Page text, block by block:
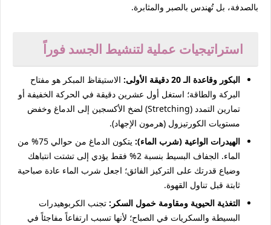
بالصدفة، بل تُهندس بالصبر والمثابرة.
استراتيجيات عملية لتنشيط الجسد فوراً
البكور وقاعدة الـ 20 دقيقة الأولى:
الاستيقاظ المبكر هو مفتاح
البركة والطاقة؛ استغل أول عشرين دقيقة في الحركة الخفيفة أو
تمارين التمدد (Stretching) لضخ الأكسجين إلى الدماغ وخفض
مستويات الكورتيزول (هرمون الإجهاد).
الهيدرات الواعية (شرب الماء):
يتكون الدماغ من حوالي 75% من
الماء. الجفاف البسيط بنسبة 2% فقط يؤدي إلى تشتت انتباهك
وضياع قدرتك على التركيز الفائق؛ اجعل شرب الماء عادة صباحية
ثابتة قبل تناول القهوة.
التغذية الحيوية ومقاومة خمول السكر: تجنب الكربوهيدرات
البسيطة والسكريات في الصباح؛ لأنها تسبب ارتفاعاً مفاجئاً في